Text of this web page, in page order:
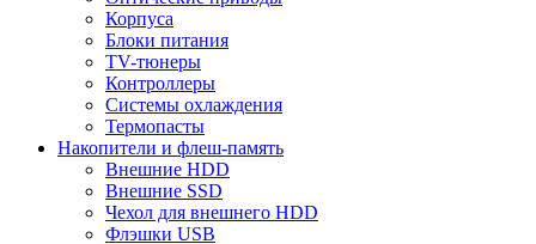
Корпуса
Блоки питания
TV-тюнеры
Контроллеры
Системы охлаждения
Термопасты
Накопители и флеш-память
Внешние HDD
Внешние SSD
Чехол для внешнего HDD
Флэшки USB